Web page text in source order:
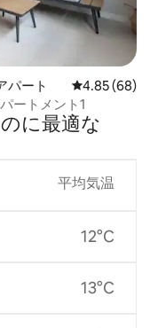
パート レビュー68
4.85 (68)
ートメント1
に最⁠適⁠な
平均気温
12°C
13°C